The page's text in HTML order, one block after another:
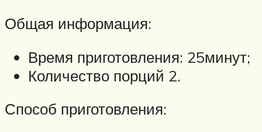
Общая информация:
Время приготовления: 25минут;
Количество порций 2.
Способ приготовления: